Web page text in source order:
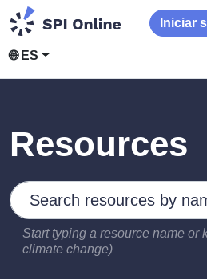
🌐 ES
Iniciar
Resources
Search by keywords
Type 2 or more characters for
Start typing a resource name or
climate change)